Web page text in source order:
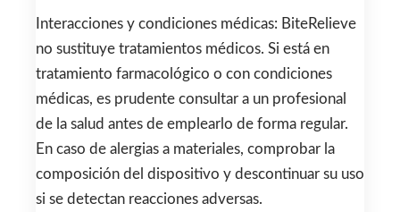
Interacciones y condiciones médicas: BiteRelieve
no sustituye tratamientos médicos. Si está en
tratamiento farmacológico o con condiciones
médicas, es prudente consultar a un profesional
de la salud antes de emplearlo de forma regular.
En caso de alergias a materiales, comprobar la
composición del dispositivo y descontinuar su uso
si se detectan reacciones adversas.